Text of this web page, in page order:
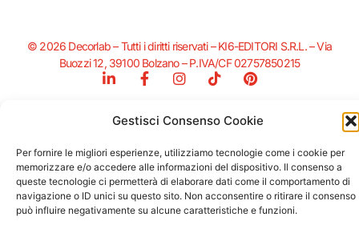
Gestisci Consenso Cookie
Per fornire le migliori esperienze, utilizziamo tecnologie come i cookie per
memorizzare e/o accedere alle informazioni del dispositivo. Il consenso a
queste tecnologie ci permetterà di elaborare dati come il comportamento di
navigazione o ID unici su questo sito. Non acconsentire o ritirare il consenso
può influire negativamente su alcune caratteristiche e funzioni.
© 2026 Decorlab – Tutti i diritti riservati – KI6-EDITORI S.R.L. – Via
Buozzi 12, 39100 Bolzano – P.IVA/CF 02757850215
L
k
d
i
n
-
i
F
a
e
o
o
k
-
f
I
t
g
r
a
m
T
t
k
P
t
r
e
s
t
n. 71.06.2024.00548 Provvedimento concessivo: decreto del
12.11.2024, n. 18632/2024